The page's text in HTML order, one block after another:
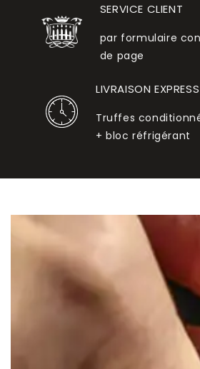
SERVICE CLIENT
par formulaire
de page
LIVRAISON EXPRESS
Truffes
+ bloc réfrigérant